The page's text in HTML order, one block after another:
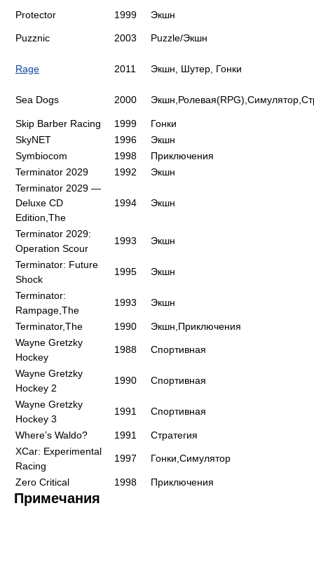
Protector 1999 Экшн
Puzznic 2003 Puzzle/Экшн
Rage 2011 Экшн, Шутер, Гонки
Sea Dogs 2000
Skip Barber Racing 1999
Гонки
SkyNET
1996
Экшн
Symbiocom
1998
Приключения
Terminator 2029
1992
Экшн
Terminator 2029 —
Deluxe CD
Edition,The
1994 Экшн
Terminator 2029:
Operation Scour
1993 Экшн
Terminator: Future
Shock
1995 Экшн
Terminator:
Rampage,The
1993 Экшн
Terminator,The 1990
Экшн,Приключения
Wayne Gretzky
Hockey
1988 Спортивная
Wayne Gretzky
Hockey 2
1990 Спортивная
Wayne Gretzky
Hockey 3
1991 Спортивная
Where’s Waldo? 1991
Стратегия
XCar: Experimental
Racing
1997 Гонки,Симулятор
Zero Critical 1998 Приключения
Примечания